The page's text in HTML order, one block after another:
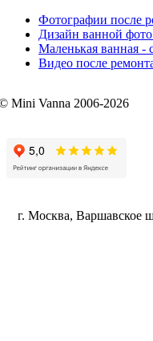
Фотографии после
Дизайн ванной
Маленькая ванная -
Видео после
Mini Vanna 2006-2026
г. Москва, Варшавское